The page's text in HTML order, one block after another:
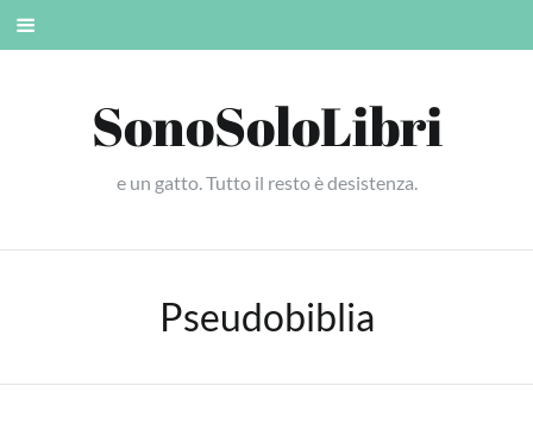
Skip
SonoSoloLibri
e un gatto. Tutto il resto è desistenza.
Pseudobiblia